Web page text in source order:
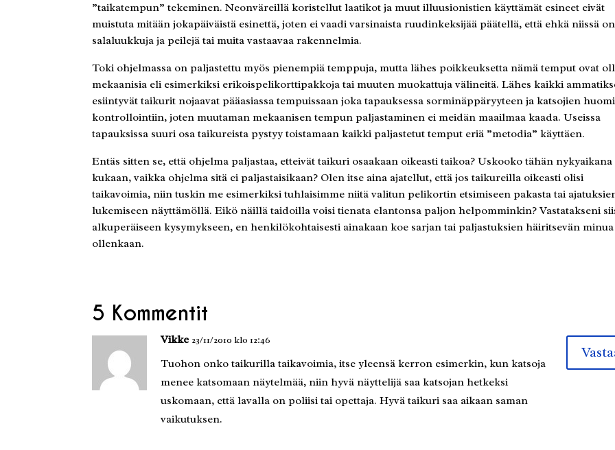
”taikatempun” tekeminen. Neonväreillä koristellut laatikot ja muut illuusionistien käyttämät esineet eivät
muistuta mitään jokapäiväistä esinettä, joten ei vaadi varsinaista ruudinkeksijää päätellä, että ehkä niissä on
salaluukkuja ja peilejä tai muita vastaavaa rakennelmia.
Toki ohjelmassa on paljastettu myös pienempiä temppuja, mutta lähes poikkeuksetta nämä temput ovat
mekaanisia eli esimerkiksi erikoispelikorttipakkoja tai muuten muokattuja välineitä. Lähes kaikki
esiintyvät taikurit nojaavat pääasiassa tempuissaan joka tapauksessa sorminäppäryyteen ja katsojien
kontrollointiin, joten muutaman mekaanisen tempun paljastaminen ei meidän maailmaa kaada. Useissa
tapauksissa suuri osa taikureista pystyy toistamaan kaikki paljastetut temput eriä ”metodia” käyttäen.
Entäs sitten se, että ohjelma paljastaa, etteivät taikuri osaakaan oikeasti taikoa? Uskooko tähän nykyaikana
kukaan, vaikka ohjelma sitä ei paljastaisikaan? Olen itse aina ajatellut, että jos taikureilla oikeasti olisi
taikavoimia, niin tuskin me esimerkiksi tuhlaisimme niitä valitun pelikortin etsimiseen pakasta tai
lukemiseen näyttämöllä. Eikö näillä taidoilla voisi tienata elantonsa paljon helpomminkin? Vastatakseni
alkuperäiseen kysymykseen, en henkilökohtaisesti ainakaan koe sarjan tai paljastuksien häiritsevän minua
ollenkaan.
5 Kommentit
Vikke 23/11/2010 klo 12:46
Tuohon onko taikurilla taikavoimia, itse yleensä kerron esimerkin, kun katsoja
menee katsomaan näytelmää, niin hyvä näyttelijä saa katsojan hetkeksi
uskomaan, että lavalla on poliisi tai opettaja. Hyvä taikuri saa aikaan saman
vaikutuksen.